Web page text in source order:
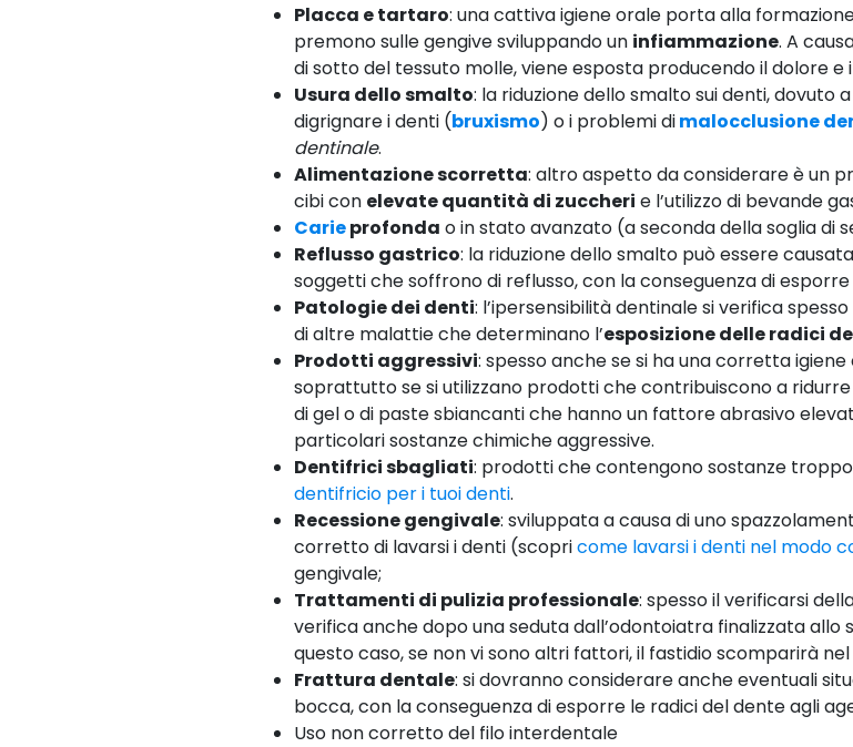
Placca e tartaro: una cattiva igiene orale porta alla
premono sulle gengive sviluppando un infiammazione. A
di sotto del tessuto molle, viene esposta producendo il dolore e
Usura dello smalto: la riduzione dello smalto sui denti, dovuto
digrignare i denti (bruxismo) o i problemi dimalocclusione
dentinale.
Alimentazione scorretta: altro aspetto da considerare è un
cibi con elevate quantità di zuccheri e l’utilizzo di bevande
Carieprofonda o in stato avanzato (a seconda della soglia di
Reflusso gastrico: la riduzione dello smalto può essere
soggetti che soffrono di reflusso, con la conseguenza di
Patologie dei denti: l’ipersensibilità dentinale si verifica
di altre malattie che determinano l’esposizione delle radici
Prodotti aggressivi: spesso anche se si ha una corretta
soprattutto se si utilizzano prodotti che contribuiscono a
di gel o di paste sbiancanti che hanno un fattore abrasivo
particolari sostanze chimiche aggressive.
Dentifrici sbagliati: prodotti che contengono sostanze
dentifricio per i tuoi denti.
Recessione gengivale: sviluppata a causa di uno
corretto di lavarsi i denti (scopricome lavarsi i denti nel modo
gengivale;
Trattamenti di pulizia professionale: spesso il verificarsi
verifica anche dopo una seduta dall’odontoiatra finalizzata allo
questo caso, se non vi sono altri fattori, il fastidio scomparirà
Frattura dentale: si dovranno considerare anche eventuali
bocca, con la conseguenza di esporre le radici del dente agli
Uso non corretto del filo interdentale